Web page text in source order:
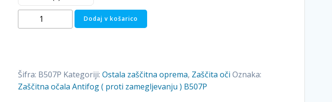
Zaščitna
očala
zamegljevanju
)
Dodaj v košarico
Šifra: B507P Kategoriji: Ostala zaščitna oprema, Zaščita oči Oznaka:
Zaščitna očala Antifog ( proti zamegljevanju ) B507P